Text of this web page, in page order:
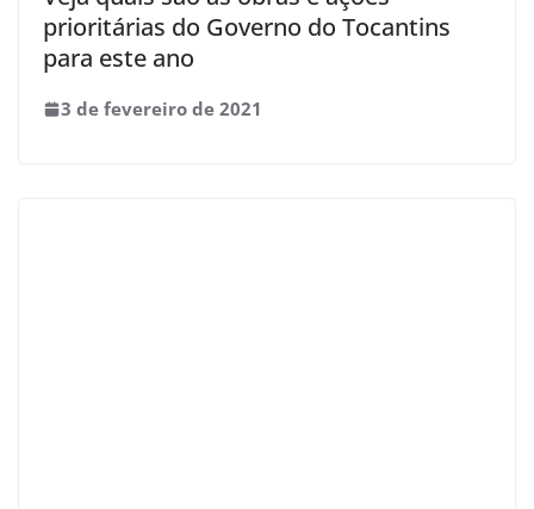
prioritárias do Governo do Tocantins
para este ano
3 de fevereiro de 2021